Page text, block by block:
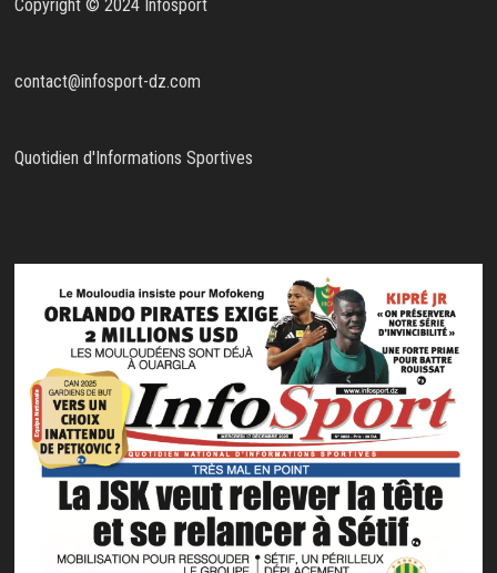
Copyright © 2024 Infosport
contact@infosport-dz.com
Quotidien d'Informations Sportives